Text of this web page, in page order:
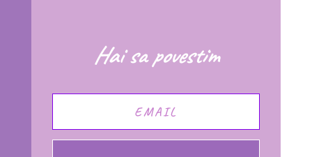
Hai sa povestim